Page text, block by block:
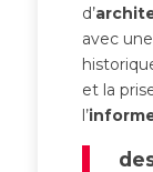
d’
avec
et la
l’